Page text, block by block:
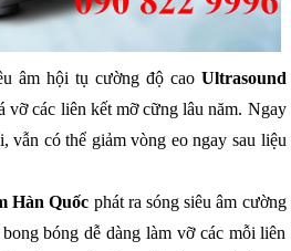
âm hội tụ cường độ cao Ultrasound
vỡ các liên kết mỡ cững lâu năm. Ngay
vẫn có thể giảm vòng eo ngay sau liệu
Hàn Quốc phát ra sóng siêu âm cường
bóng dễ dàng làm vỡ các mỗi liên